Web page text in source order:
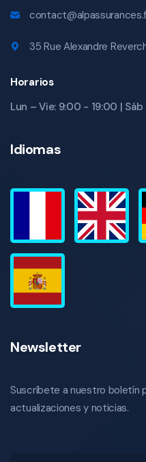
35 Rue Alexandre
Horarios
Lun – Vie: 9:00 - 19:00 |
Idiomas
Newsletter
Suscríbete a nuestro boletín
actualizaciones y noticias.